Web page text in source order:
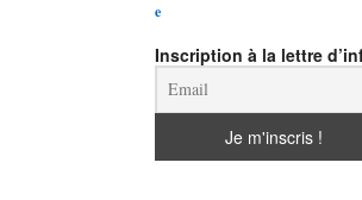
e
Inscription à la lettre